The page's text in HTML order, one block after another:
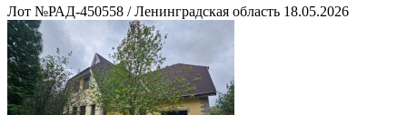
Лот №РАД-450558 / Ленинградская область 18.05.2026